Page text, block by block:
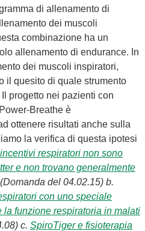
di allenamento di
dei muscoli
combinazione ha un
allenamento di endurance. In
dei muscoli inspiratori,
il quesito di quale strumento
progetto nei pazienti con
Breathe è
ottenere risultati anche sulla
la verifica di questa ipotesi
respiratori non sono
e non trovano generalmente
(Domanda del 04.02.15) b.
con uno speciale
la funzione respiratoria in malati
c. SpiroTiger e fisioterapia